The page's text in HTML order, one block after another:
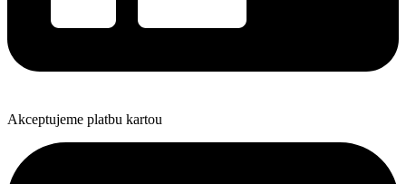
Akceptujeme platbu kartou